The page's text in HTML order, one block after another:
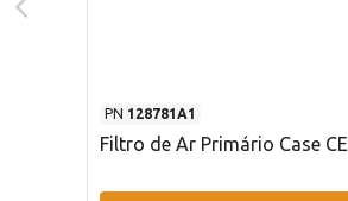
PN 128781A1
Filtro de Ar Primário Case CE